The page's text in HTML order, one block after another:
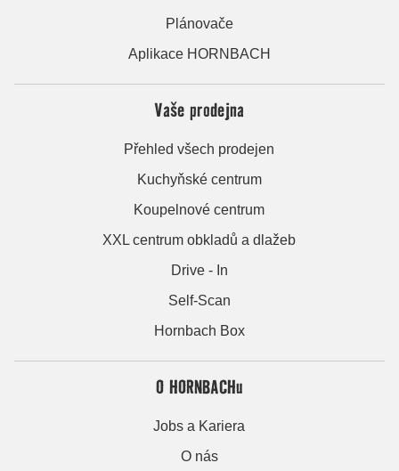
Plánovače
Aplikace HORNBACH
Vaše prodejna
Přehled všech prodejen
Kuchyňské centrum
Koupelnové centrum
XXL centrum obkladů a dlažeb
Drive - In
Self-Scan
Hornbach Box
O HORNBACHu
Jobs a Kariera
O nás